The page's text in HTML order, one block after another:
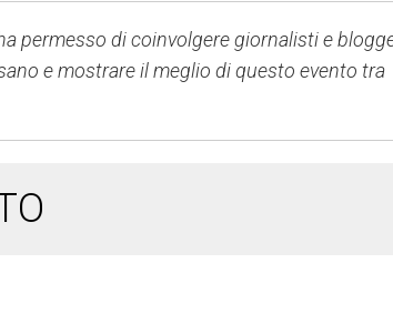
a permesso di coinvolgere giornalisti e
e mostrare il meglio di questo evento tra